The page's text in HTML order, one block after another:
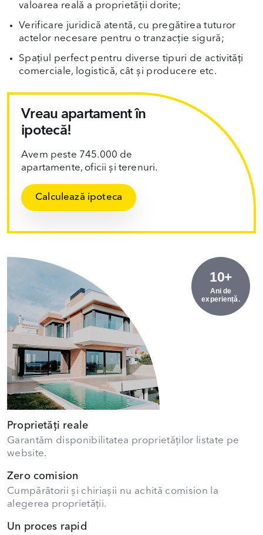
valoarea reală a proprietății dorite;
Verificare juridică atentă, cu pregătirea tuturor
actelor necesare pentru o tranzacție sigură;
Spațiul perfect pentru diverse tipuri de activități
comerciale, logistică, cât și producere etc.
Vreau apartament în
ipotecă!
Avem peste 745.000 de
apartamente, oficii și terenuri.
Calculează ipoteca
10+
Ani de
experiență.
Proprietăți reale
Garantăm disponibilitatea proprietăților listate pe
website.
Zero comision
Cumpărătorii și chiriașii nu achită comision la
alegerea proprietății.
Un proces rapid